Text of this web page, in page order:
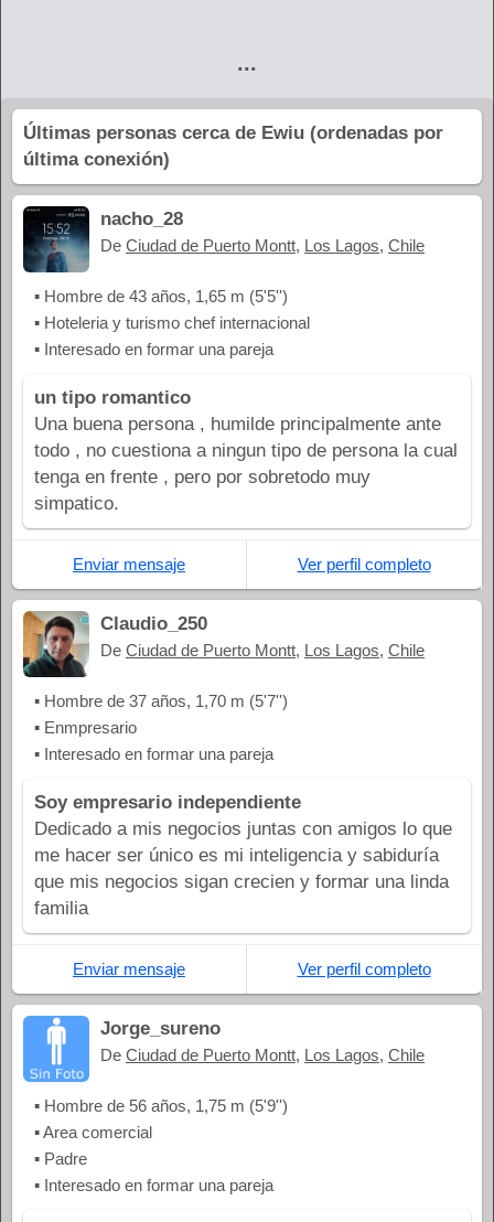
...
Últimas personas cerca de Ewiu (ordenadas por
última conexión)
nacho_28
De Ciudad de Puerto Montt, Los Lagos, Chile
▪ Hombre de 43 años, 1,65 m (5'5'')
▪ Hoteleria y turismo chef internacional
▪ Interesado en formar una pareja
un tipo romantico
Una buena persona , humilde principalmente ante
todo , no cuestiona a ningun tipo de persona la cual
tenga en frente , pero por sobretodo muy
simpatico.
Enviar mensaje Ver perfil completo
Claudio_250
De Ciudad de Puerto Montt, Los Lagos, Chile
▪ Hombre de 37 años, 1,70 m (5'7'')
▪ Enmpresario
▪ Interesado en formar una pareja
Soy empresario independiente
Dedicado a mis negocios juntas con amigos lo que
me hacer ser único es mi inteligencia y sabiduría
que mis negocios sigan crecien y formar una linda
familia
Enviar mensaje Ver perfil completo
Jorge_sureno
De Ciudad de Puerto Montt, Los Lagos, Chile
▪ Hombre de 56 años, 1,75 m (5'9'')
▪ Area comercial
▪ Padre
▪ Interesado en formar una pareja